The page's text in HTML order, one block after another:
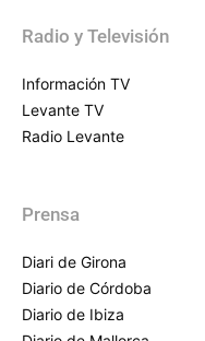
Radio y Televisión
Información TV
Levante TV
Radio Levante
Prensa
Diari de Girona
Diario de Córdoba
Diario de Ibiza